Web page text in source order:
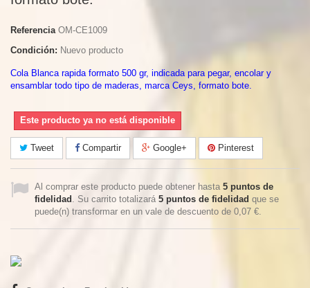
Referencia OM-CE1009
Condición: Nuevo producto
Cola Blanca rapida formato 500 gr, indicada para pegar, encolar y
ensamblar todo tipo de maderas, marca Ceys, formato bote.
Este producto ya no está disponible
Tweet Compartir Google+ Pinterest
Al comprar este producto puede obtener hasta 5 puntos de
fidelidad . Su carrito totalizará 5 puntos de fidelidad que se
puede(n) transformar en un vale de descuento de 0,07 €.